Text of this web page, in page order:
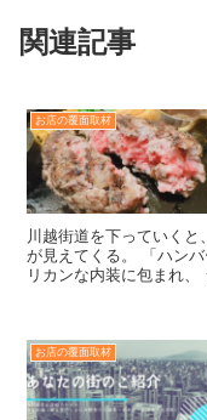
関連記事
お店の覆面取材
川越街道を下っていく
が見えてくる。 「ハン
リカンな内装に包まれ、
お店の覆面取材